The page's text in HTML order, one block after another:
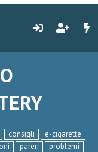
consigli
e-cigarette
pareri
problemi